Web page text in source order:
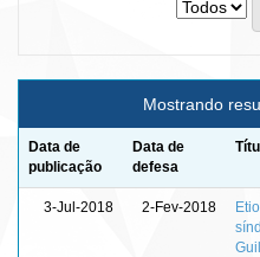
Mostrando
Data de
publicação
Data de
defesa
3-Jul-2018 2-Fev-2018